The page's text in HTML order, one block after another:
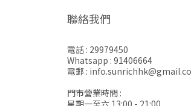
聯絡我們
電話 : 29979450
Whatsapp : 91406664
電郵 :
門市營業時間 :
星期一至六 13:00 - 21:00